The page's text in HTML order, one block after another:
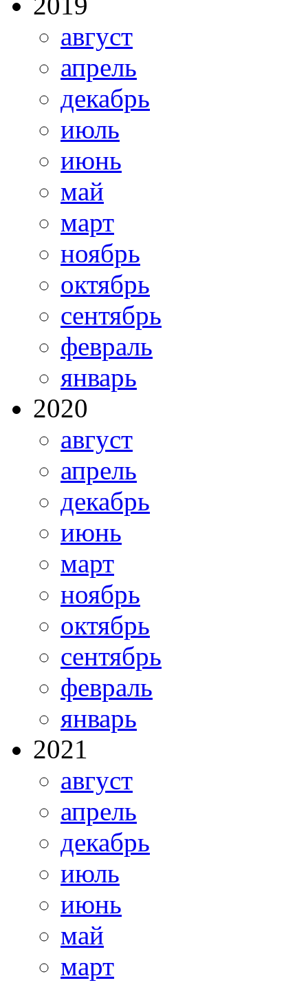
август
апрель
декабрь
июль
июнь
май
март
ноябрь
октябрь
сентябрь
февраль
январь
2020
август
апрель
декабрь
июнь
март
ноябрь
октябрь
сентябрь
февраль
январь
2021
август
апрель
декабрь
июль
июнь
май
март